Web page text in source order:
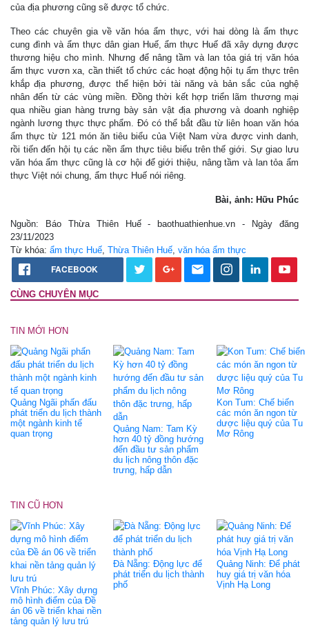
của địa phương cũng sẽ được tổ chức.
Theo các chuyên gia về văn hóa ẩm thực, với hai dòng là ẩm thực
cung đình và ẩm thực dân gian Huế, ẩm thực Huế đã xây dựng được
thương hiệu cho mình. Nhưng để nâng tầm và lan tỏa giá trị văn hóa
ẩm thực vươn xa, cần thiết tổ chức các hoạt động hội tụ ẩm thực trên
khắp địa phương, được thể hiện bởi tài năng và bản sắc của nghệ
nhân đến từ các vùng miền. Đồng thời kết hợp triển lãm thương mại
qua nhiều gian hàng trưng bày sản vật địa phương và doanh nghiệp
ngành lương thực thực phẩm. Đó có thể bắt đầu từ liên hoan văn hóa
ẩm thực từ 121 món ăn tiêu biểu của Việt Nam vừa được vinh danh,
rồi tiến đến hội tụ các nền ẩm thực tiêu biểu trên thế giới. Sự giao lưu
văn hóa ẩm thực cũng là cơ hội để giới thiệu, nâng tầm và lan tỏa ẩm
thực Việt nói chung, ẩm thực Huế nói riêng.
Bài, ảnh: Hữu Phúc
Nguồn: Báo Thừa Thiên Huế - baothuathienhue.vn - Ngày đăng
23/11/2023
Từ khóa: ẩm thực Huế Thừa Thiên Huế văn hóa ẩm thực
FACEBOOK
CÙNG CHUYÊN MỤC
TIN MỚI HƠN
Quảng Ngãi phấn đấu
phát triển du lịch thành
một ngành kinh tế
quan trọng
Quảng Nam: Tam Kỳ
hơn 40 tỷ đồng hướng
đến đầu tư sản phẩm
du lịch nông thôn đặc
trưng, hấp dẫn
Kon Tum: Chế biến
các món ăn ngon từ
dược liệu quý của Tu
Mơ Rông
TIN CŨ HƠN
Vĩnh Phúc: Xây dựng
mô hình điểm của Đề
án 06 về triển khai nền
tảng quản lý lưu trú
Đà Nẵng: Động lực để
phát triển du lịch thành
phố
Quảng Ninh: Để phát
huy giá trị văn hóa
Vịnh Hạ Long